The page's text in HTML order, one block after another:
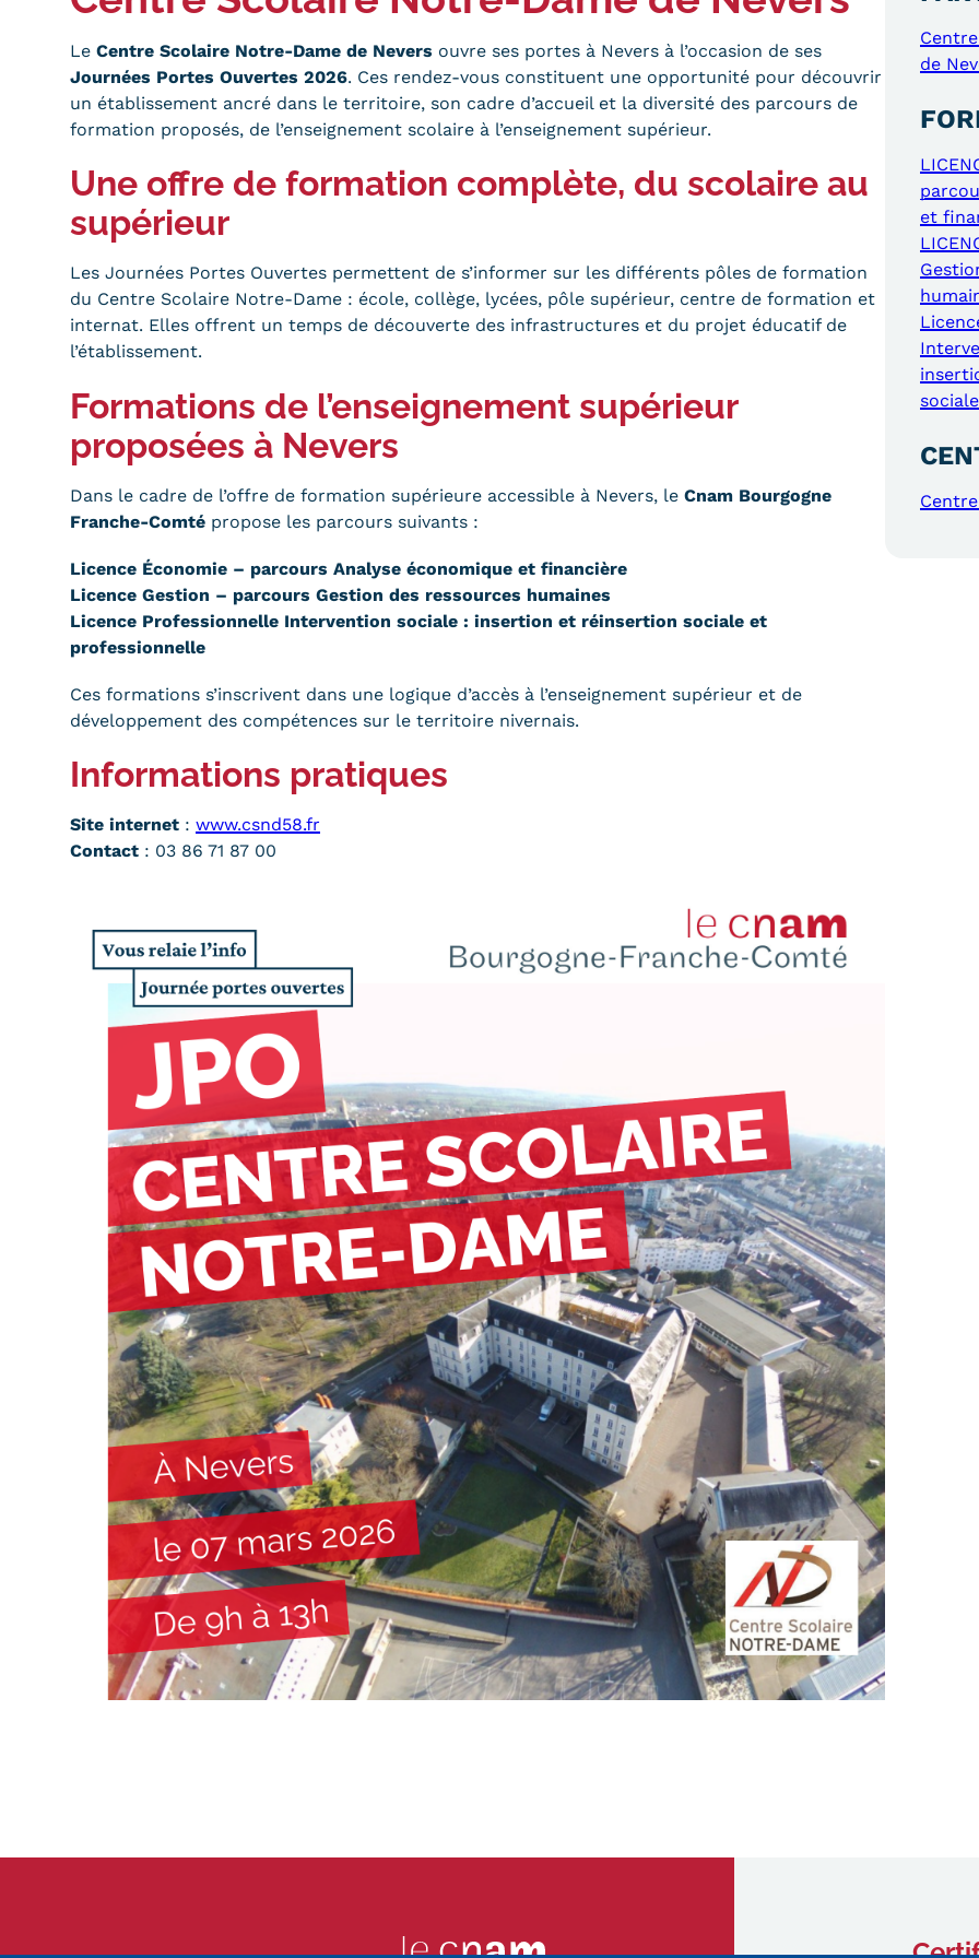
Le Centre Scolaire Notre-Dame de Nevers ouvre ses portes à Nevers à l’occasion de ses
Journées Portes Ouvertes 2026. Ces rendez-vous constituent une opportunité pour découvrir
un établissement ancré dans le territoire, son cadre d’accueil et la diversité des parcours de
formation proposés, de l’enseignement scolaire à l’enseignement supérieur.
Une offre de formation complète, du scolaire au
supérieur
Les Journées Portes Ouvertes permettent de s’informer sur les différents pôles de formation
du Centre Scolaire Notre-Dame : école, collège, lycées, pôle supérieur, centre de formation et
internat. Elles offrent un temps de découverte des infrastructures et du projet éducatif de
l’établissement.
Formations de l’enseignement supérieur
proposées à Nevers
Dans le cadre de l’offre de formation supérieure accessible à Nevers, le Cnam Bourgogne
Franche-Comté propose les parcours suivants :
Licence Économie – parcours Analyse économique et financière
Licence Gestion – parcours Gestion des ressources humaines
Licence Professionnelle Intervention sociale : insertion et réinsertion sociale et
professionnelle
Ces formations s’inscrivent dans une logique d’accès à l’enseignement supérieur et de
développement des compétences sur le territoire nivernais.
Informations pratiques
Site internet : www.csnd58.fr
Contact : 03 86 71 87 00
de
et